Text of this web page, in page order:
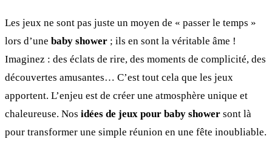
Les jeux ne sont pas juste un moyen de « passer le temps »
lors d’une baby shower ; ils en sont la véritable âme !
Imaginez : des éclats de rire, des moments de complicité, des
découvertes amusantes… C’est tout cela que les jeux
apportent. L’enjeu est de créer une atmosphère unique et
chaleureuse. Nos idées de jeux pour baby shower sont là
pour transformer une simple réunion en une fête inoubliable.